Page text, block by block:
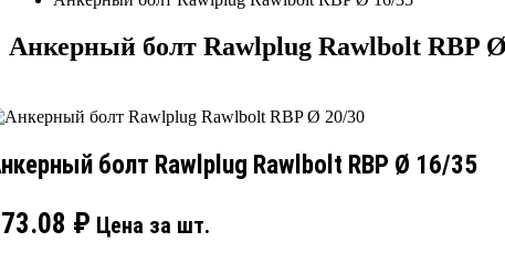
Анкерный болт Rawlplug Rawlbolt RBP
болт Rawlplug Rawlbolt RBP Ø 16/35
₽ Цена за шт.